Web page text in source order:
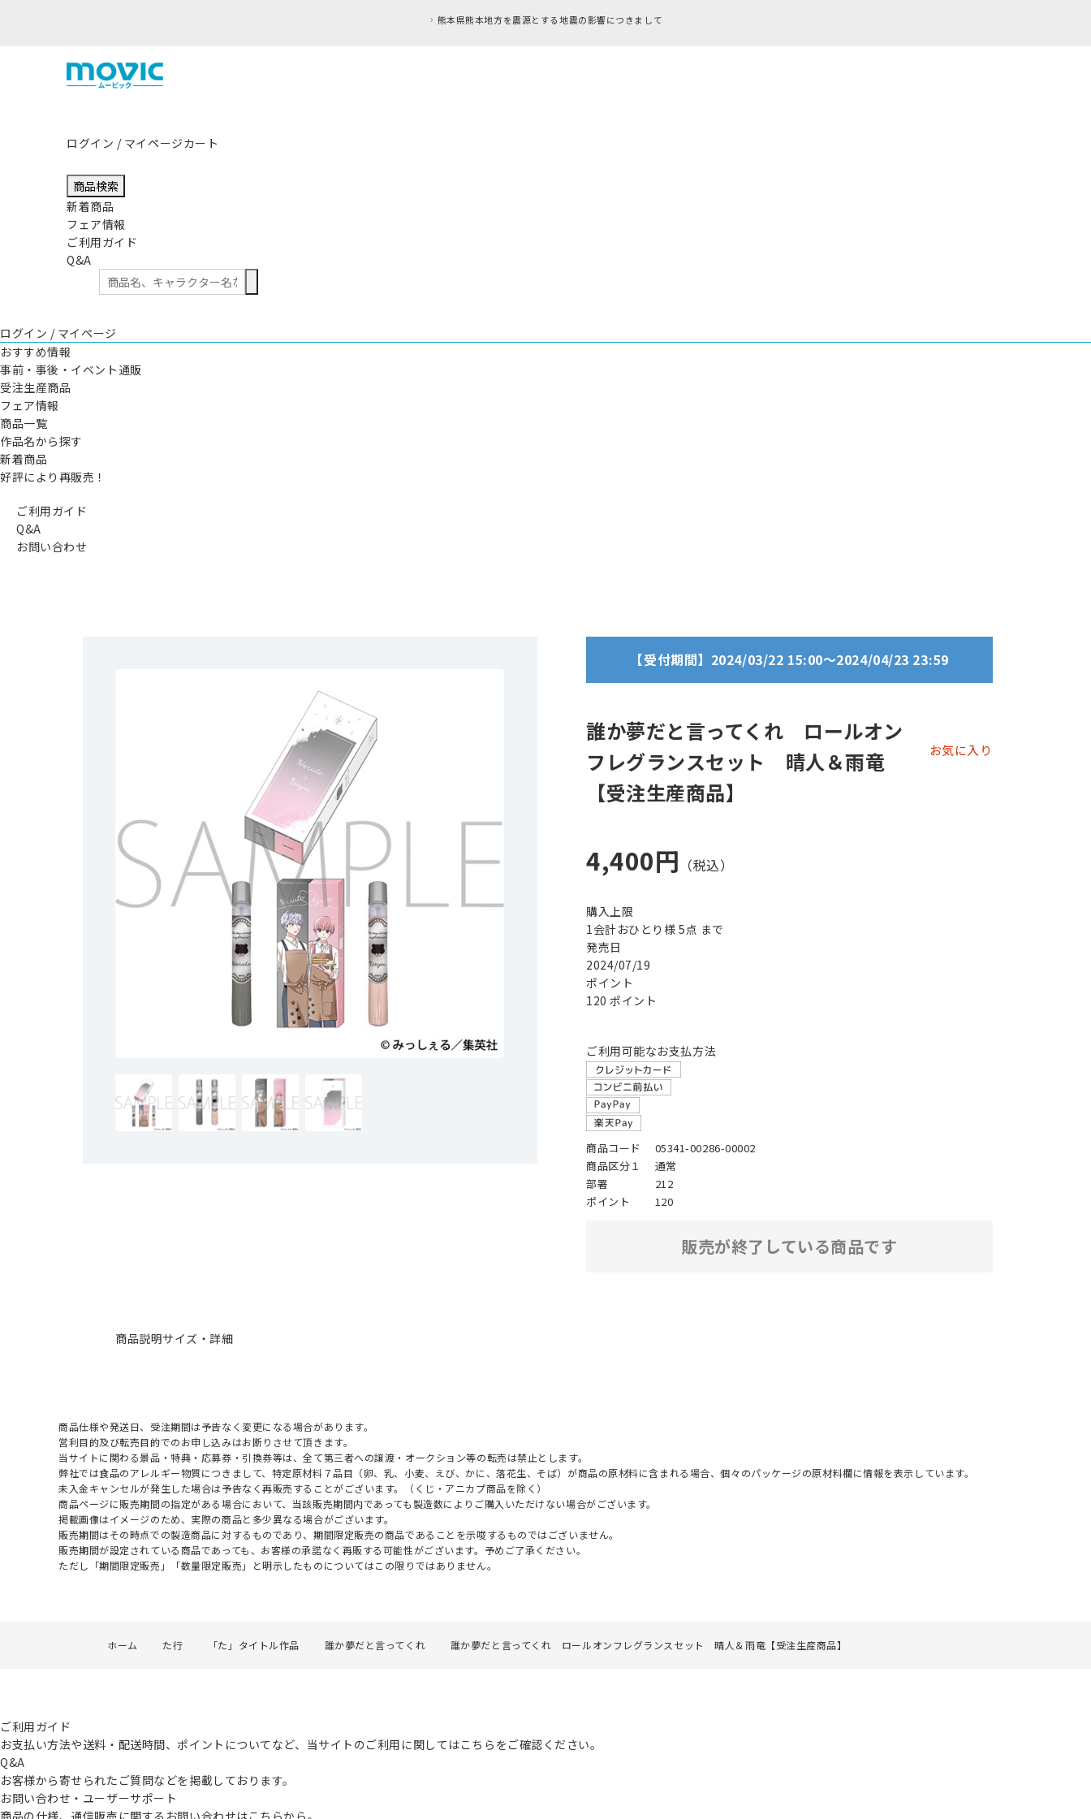
ログイン / マイページカート
商品検索
新着商品
フェア情報
ご利用ガイド
Q&A
ログイン / マイページ
おすすめ情報
事前・事後・イベント通販
受注生産商品
フェア情報
商品一覧
作品名から探す
新着商品
好評により再販売！
ご利用ガイド
Q&A
お問い合わせ
【受付期間】2024/03/22 15:00～2024/04/23 23:59
誰か夢だと言ってくれ ロールオン
フレグランスセット 晴人＆雨竜
【受注生産商品】
お気に入り
4,400円
購入上限
1会計おひとり様 5点 まで
発売日
2024/07/19
ポイント
120 ポイント
ご利用可能なお支払方法
商品コード
05341-00286-00002
商品区分１
通常
部署
212
ポイント
120
販売が終了している商品です
商品説明サイズ・詳細
商品仕様や発送日、受注期間は予告なく変更になる場合があります。
営利目的及び転売目的でのお申し込みはお断りさせて頂きます。
当サイトに関わる景品・特典・応募券・引換券等は、全て第三者への譲渡・オークション等の転売は禁止とします。
弊社では食品のアレルギー物質につきまして、特定原材料７品目（卵、乳、小麦、えび、かに、落花生、そば）が商品の原材料に含まれる場合、個々のパッケージの原材料欄に情報を表示しています。
未入金キャンセルが発生した場合は予告なく再販売することがございます。（くじ・アニカプ商品を除く）
商品ページに販売期間の指定がある場合において、当該販売期間内であっても製造数によりご購入いただけない場合がございます。
掲載画像はイメージのため、実際の商品と多少異なる場合がございます。
販売期間はその時点での製造商品に対するものであり、期間限定販売の商品であることを示唆するものではございません。
販売期間が設定されている商品であっても、お客様の承諾なく再販する可能性がございます。予めご了承ください。
ただし「期間限定販売」「数量限定販売」と明示したものについてはこの限りではありません。
ホーム た行 「た」タイトル作品 誰か夢だと言ってくれ 誰か夢だと言ってくれ ロールオンフレグランスセット 晴人＆雨竜【受注生産商品】
ご利用ガイド
お支払い方法や送料・配送時間、ポイントについてなど、当サイトのご利用に関してはこちらをご確認ください。
Q&A
お客様から寄せられたご質問などを掲載しております。
お問い合わせ・ユーザーサポート
商品の仕様、通信販売に関するお問い合わせはこちらから。